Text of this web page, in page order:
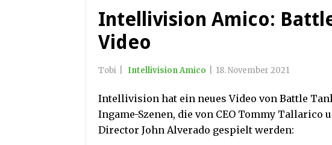
Intellivision Amico:
Video
Tobi Intellivision Amico 18. November 2021
Intellivision hat ein neues Video von Battle
Ingame-Szenen, die von CEO Tommy Tallarico
Director John Alverado gespielt werden: